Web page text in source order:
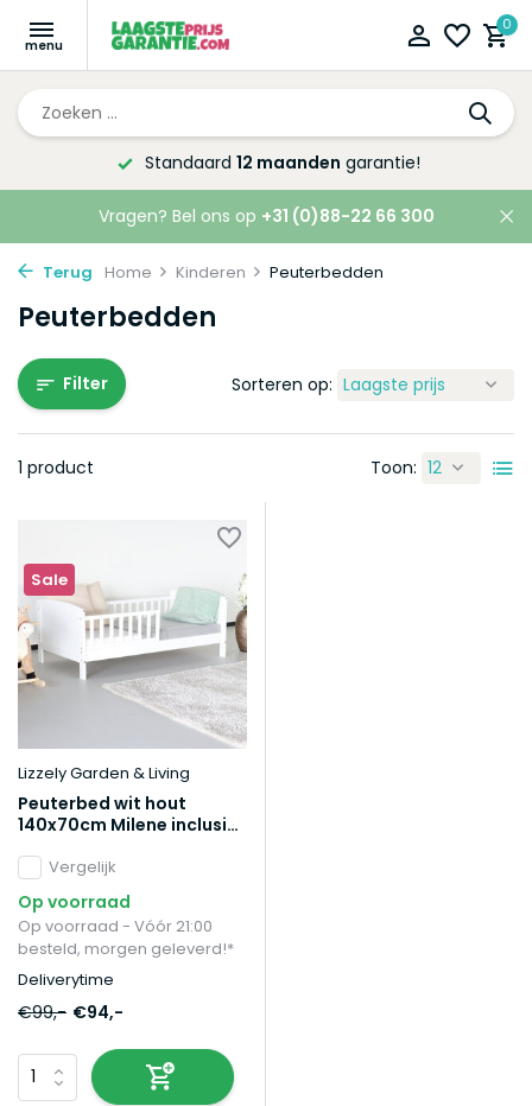
0
Standaard 12 maanden garantie!
Vragen? Bel ons op +31 (0)88-22 66 300
Terug Home Kinderen Peuterbedden
Peuterbedden
Filter
1 product Toon:
Sorteren op:
Sale
Lizzely Garden & Living
Peuterbed wit hout
140x70cm Milene inclusief
Vergelijk
Op voorraad
Op voorraad - Vóór 21:00
besteld, morgen geleverd!*
Deliverytime
€99,- €94,-